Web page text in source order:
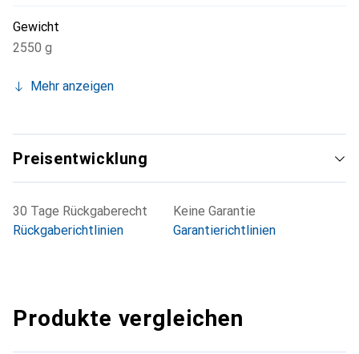
Gewicht
2550 g
Mehr anzeigen
Preisentwicklung
30 Tage Rückgaberecht
Rückgaberichtlinien
Keine Garantie
Garantierichtlinien
Produkte vergleichen